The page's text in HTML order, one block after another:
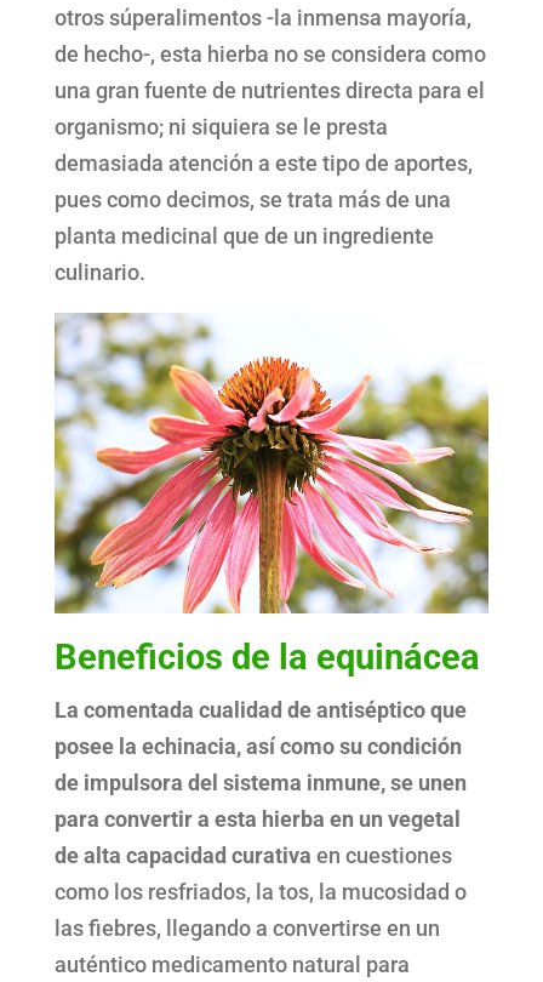
otros súperalimentos -la inmensa mayoría,
de hecho-, esta hierba no se considera como
una gran fuente de nutrientes directa para el
organismo; ni siquiera se le presta
demasiada atención a este tipo de aportes,
pues como decimos, se trata más de una
planta medicinal que de un ingrediente
culinario.
Beneficios de la equinácea
La comentada cualidad de antiséptico que
posee la echinacia, así como su condición
de impulsora del sistema inmune, se unen
para convertir a esta hierba en un vegetal
de alta capacidad curativa en cuestiones
como los resfriados, la tos, la mucosidad o
las fiebres, llegando a convertirse en un
auténtico medicamento natural para